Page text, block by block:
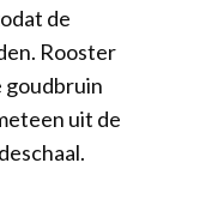
de
Rooster
goudbruin
uit de